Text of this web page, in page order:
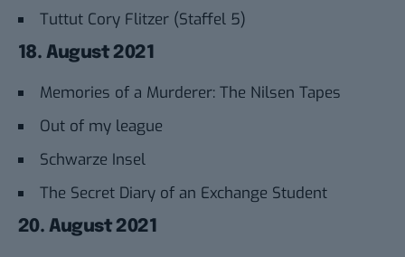
Tuttut Cory Flitzer (Staffel 5)
18. August 2021
Memories of a Murderer: The Nilsen Tapes
Out of my league
Schwarze Insel
The Secret Diary of an Exchange Student
20. August 2021